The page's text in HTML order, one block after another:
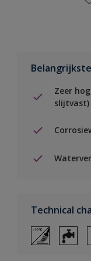
Zeer
slijtvast)
Technical